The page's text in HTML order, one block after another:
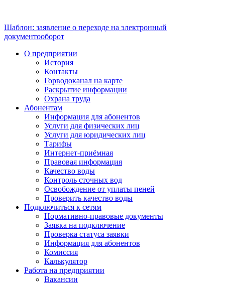
Шаблон: заявление о переходе на электронный
документооборот
О предприятии
История
Контакты
Горводоканал на карте
Раскрытие информации
Охрана труда
Абонентам
Информация для абонентов
Услуги для физических лиц
Услуги для юридических лиц
Тарифы
Интернет-приёмная
Правовая информация
Качество воды
Контроль сточных вод
Освобождение от уплаты пеней
Проверить качество воды
Подключиться к сетям
Нормативно-правовые документы
Заявка на подключение
Проверка статуса заявки
Информация для абонентов
Комиссия
Калькулятор
Работа на предприятии
Вакансии